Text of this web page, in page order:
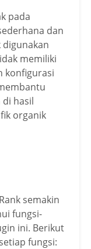
pada
dan
memiliki
konfigurasi
hasil
organik
semakin
fungsi-
ini. Berikut
fungsi: